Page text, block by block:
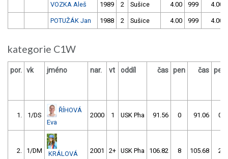
VOZKA Aleš 1989 2 Sušice 4.00 999 4.00
POTUŽÁK Jan 1988 2 Sušice 4.00 999 4.00
kategorie C1W
por. vk jméno nar. vt oddíl čas pen čas pen
1. 1/DS
ŘÍHOVÁ
Eva
2000 1 USK Pha 91.56 0 91.06 0
2. 1/DM
KRÁLOVÁ
2001 2+ USK Pha 106.82 8 105.68 2